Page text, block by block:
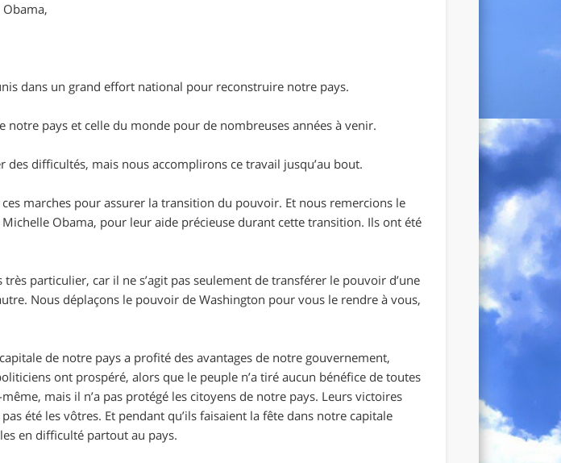
dans un grand effort national pour reconstruire notre pays.
pays et celle du monde pour de nombreuses années à venir.
difficultés, mais nous accomplirons ce travail jusqu’au bout.
marches pour assurer la transition du pouvoir. Et nous remercions le
Obama, pour leur aide précieuse durant cette transition. Ils ont été
particulier, car il ne s’agit pas seulement de transférer le pouvoir d’une
Nous déplaçons le pouvoir de Washington pour vous le rendre à vous,
de notre pays a profité des avantages de notre gouvernement,
ont prospéré, alors que le peuple n’a tiré aucun bénéfice de toutes
mais il n’a pas protégé les citoyens de notre pays. Leurs victoires
été les vôtres. Et pendant qu’ils faisaient la fête dans notre capitale
en difficulté partout au pays.